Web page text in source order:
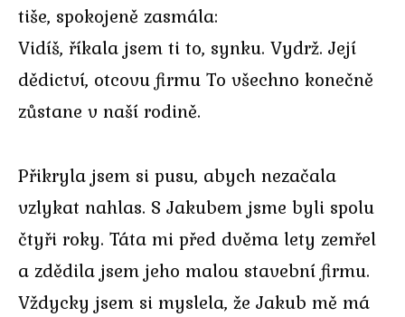
tiše, spokojeně zasmála:
Vidíš, říkala jsem ti to, synku. Vydrž. Její
dědictví, otcovu firmu To všechno konečně
zůstane v naší rodině.
Přikryla jsem si pusu, abych nezačala
vzlykat nahlas. S Jakubem jsme byli spolu
čtyři roky. Táta mi před dvěma lety zemřel
a zdědila jsem jeho malou stavební firmu.
Vždycky jsem si myslela, že Jakub mě má